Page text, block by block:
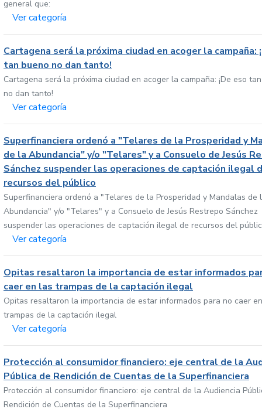
general que:
Ver categoría
Cartagena será la próxima ciudad en acoger la campaña:
tan bueno no dan tanto!
Cartagena será la próxima ciudad en acoger la campaña: ¡De eso
no dan tanto!
Ver categoría
Superfinanciera ordenó a "Telares de la Prosperidad y
de la Abundancia" y/o "Telares" y a Consuelo de Jesús
Sánchez suspender las operaciones de captación ilegal
recursos del público
Superfinanciera ordenó a "Telares de la Prosperidad y Mandalas de
Abundancia" y/o "Telares" y a Consuelo de Jesús Restrepo Sánchez
suspender las operaciones de captación ilegal de recursos del
Ver categoría
Opitas resaltaron la importancia de estar informados
caer en las trampas de la captación ilegal
Opitas resaltaron la importancia de estar informados para no caer
trampas de la captación ilegal
Ver categoría
Protección al consumidor financiero: eje central de la
Pública de Rendición de Cuentas de la Superfinanciera
Protección al consumidor financiero: eje central de la Audiencia
Rendición de Cuentas de la Superfinanciera